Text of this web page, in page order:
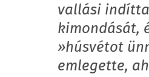
vallási
kimondását,
»húsvétot
emlegette,